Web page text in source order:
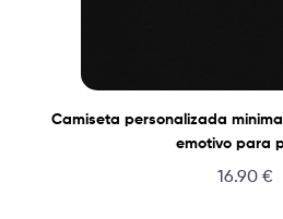
Camiseta personalizada
emotivo para
16.90 €